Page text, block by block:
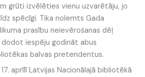
grūti izvēlēties vienu uzvarētāju, jo
spēcīgi. Tika nolemts Gada
prasību neievērošanas dēļ
iespēju godināt abus
balvas pretendentus.
aprīlī Latvijas Nacionālajā bibliotēkā